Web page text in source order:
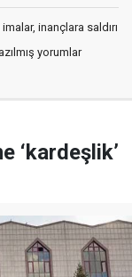
inançlara saldırı
yorumlar
‘kardeşlik’